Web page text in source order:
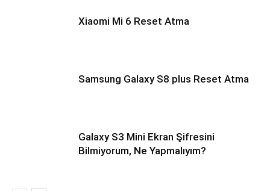
Xiaomi Mi 6 Reset Atma
Samsung Galaxy S8 plus Reset Atma
Galaxy S3 Mini Ekran Şifresini
Bilmiyorum, Ne Yapmalıyım?